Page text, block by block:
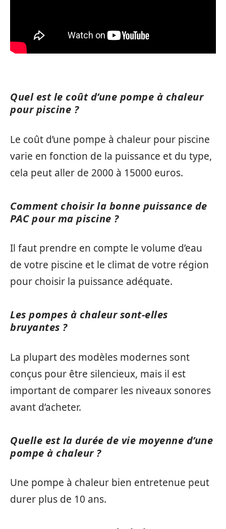
Quel est le coût d’une pompe à chaleur
pour piscine ?
Le coût d’une pompe à chaleur pour piscine
varie en fonction de la puissance et du type,
cela peut aller de 2000 à 15000 euros.
Comment choisir la bonne puissance de
PAC pour ma piscine ?
Il faut prendre en compte le volume d’eau
de votre piscine et le climat de votre région
pour choisir la puissance adéquate.
Les pompes à chaleur sont-elles
bruyantes ?
La plupart des modèles modernes sont
conçus pour être silencieux, mais il est
important de comparer les niveaux sonores
avant d’acheter.
Quelle est la durée de vie moyenne d’une
pompe à chaleur ?
Une pompe à chaleur bien entretenue peut
durer plus de 10 ans.